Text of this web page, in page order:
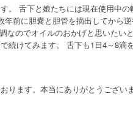
。 舌下と娘たちには現在使用中の
前に胆嚢と胆管を摘出してから
なのでオイルのおかげと思いたいと
続けてみます。
舌下も 1 日 4～ 8滴
ります。本当にありがとうございま